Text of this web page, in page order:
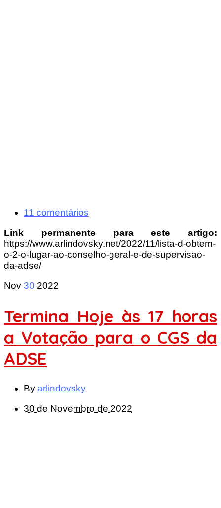
11 comentários
Link permanente para este artigo:
https://www.arlindovsky.net/2022/11/lista-d-obtem-
o-2-o-lugar-ao-conselho-geral-e-de-supervisao-
da-adse/
Nov 30 2022
Termina Hoje às 17 horas
a Votação para o CGS da
ADSE
By arlindovsky
30 de Novembro de 2022